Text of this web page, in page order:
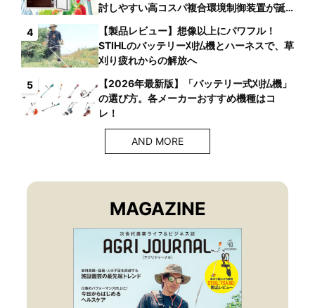
討しやすい高コスパ複合環境制御装置が誕
生
4
【製品レビュー】想像以上にパワフル！
STIHLのバッテリー刈払機とハーネスで、草
刈り疲れからの解放へ
5
【2026年最新版】「バッテリー式刈払機」
の選び方。各メーカーおすすめ機種はコ
レ！
AND MORE
MAGAZINE